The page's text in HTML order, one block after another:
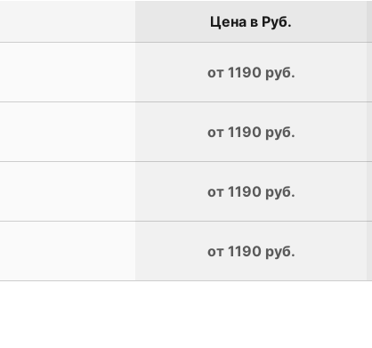
Цена в Руб.
от 1190 руб.
от 1190 руб.
от 1190 руб.
от 1190 руб.